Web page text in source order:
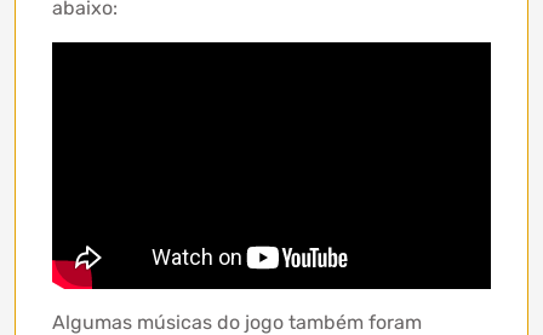
abaixo:
Algumas músicas do jogo também foram